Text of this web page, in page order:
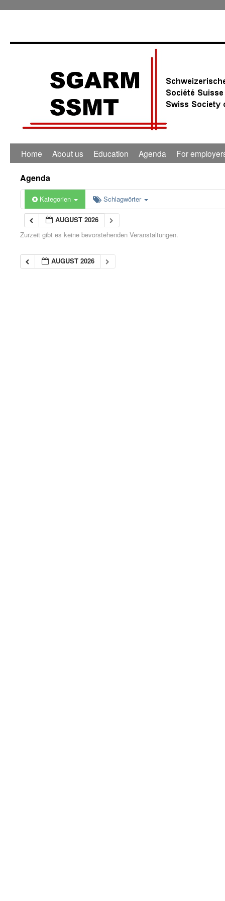
Home About us Education Agenda For
Agenda
Kategorien Schlagwörter
AUGUST 2026
Zurzeit gibt es keine bevorstehenden Veranstaltungen.
AUGUST 2026